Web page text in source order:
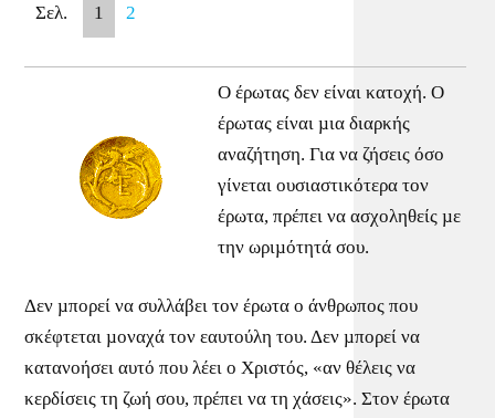
Σελ. 1 2
Ο έρωτας δεν είναι κατοχή. Ο
έρωτας είναι µια διαρκής
αναζήτηση. Για να ζήσεις όσο
γίνεται ουσιαστικότερα τον
έρωτα, πρέπει να ασχοληθείς µε
την ωριµότητά σου.
Δεν µπορεί να συλλάβει τον έρωτα ο άνθρωπος που
σκέφτεται µοναχά τον εαυτούλη του. Δεν µπορεί να
κατανοήσει αυτό που λέει ο Χριστός, «αν θέλεις να
κερδίσεις τη ζωή σου, πρέπει να τη χάσεις». Στον έρωτα